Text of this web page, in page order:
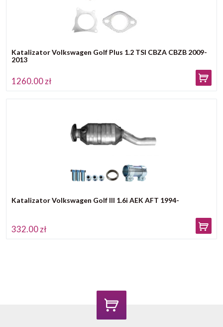
Katalizator Volkswagen Golf Plus 1.2 TSI CBZA CBZB 2009-
2013
1260.00 zł
Katalizator Volkswagen Golf III 1.6i AEK AFT 1994-
332.00 zł